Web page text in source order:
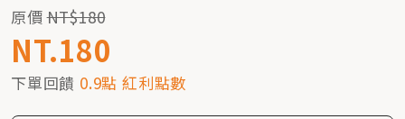
原價NT$180
NT.180
下單回饋 0.9點 紅利點數